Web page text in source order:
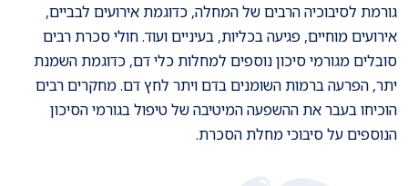
גורמת לסיבוכיה הרבים של המחלה, כדוגמת אירועים לבביים,
אירועים מוחיים, פגיעה בכליות, בעיניים ועוד. חולי סכרת רבים
סובלים מגורמי סיכון נוספים למחלות כלי דם, כדוגמת השמנת
יתר, הפרעה ברמות השומנים בדם ויתר לחץ דם. מחקרים רבים
הוכיחו בעבר את ההשפעה המיטיבה של טיפול בגורמי הסיכון
הנוספים על סיבוכי מחלת הסכרת.